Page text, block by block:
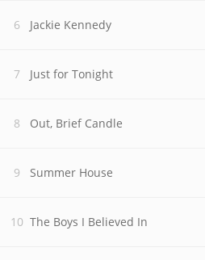
Jackie Kennedy
Just for Tonight
Out, Brief Candle
Summer House
The Boys I Believed In